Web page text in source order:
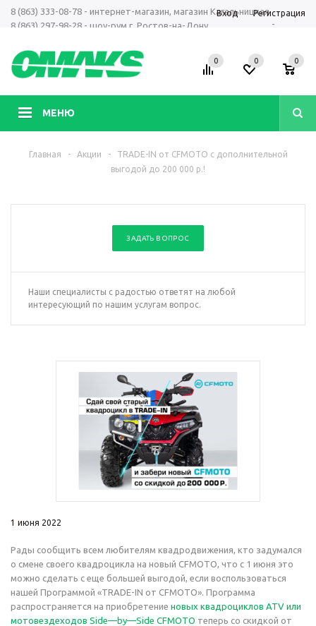
8 (863) 333-08-78 - интернет-магазин, магазин Кагальницкая
8 (863) 297-98-28 - шоу-рум г. Ростов-на-Дону
-
Вход Регистрация
МЕНЮ
0 0 0
Главная - Акции -
TRADE-IN от CFMOTO с дополнительной
выгодой до 200 000 р.!
ЗАДАТЬ ВОПРОС
Наши специалисты с радостью ответят на любой
интересующий по нашим услугам вопрос.
1 июня 2022
Рады сообщить всем любителям квадродвижения, кто задумался
о смене своего квадроцикла на новый CFMOTO, что с 1 июня это
можно сделать с еще большей выгодой, если воспользоваться
нашей Программой «TRADE-IN от CFMOTO». Программа
распространяется на приобретение новых квадроциклов ATV или
мотовездеходов Side—by—Side CFMOTO теперь со скидкой от